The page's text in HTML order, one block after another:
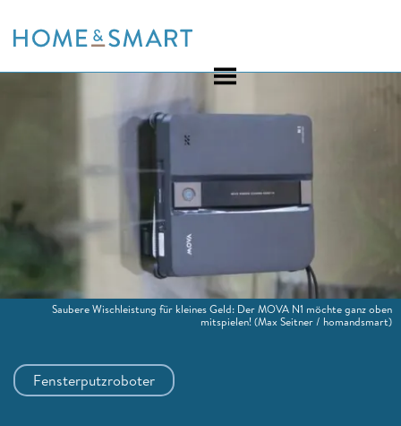
to
Fensterputzroboter
Saubere Wischleistung für kleines Geld: Der MOVA N1 möchte ganz oben
mitspielen!(Max Seitner / homandsmart)